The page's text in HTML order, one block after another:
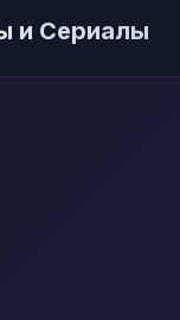
и Сериалы